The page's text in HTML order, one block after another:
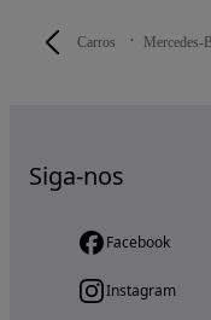
Carros Mercedes-
Siga-nos
Facebook
Instagram